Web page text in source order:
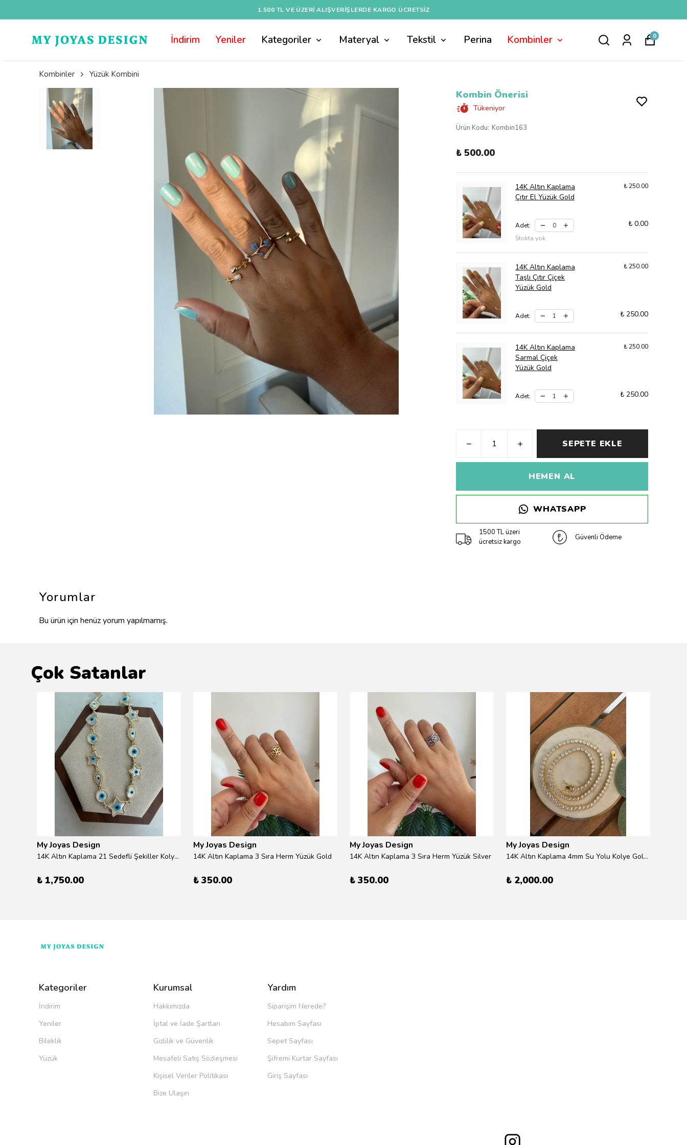
1.500 TL VE ÜZERI ALIŞVERIŞLERDE KARGO ÜCRETSİZ
İndirim Yeniler Kategoriler Materyal Tekstil Perina Kombinler 0
Kombinler Yüzük Kombini
Kombin Önerisi
Tükeniyor
Ürün Kodu: Kombin163
₺ 500.00
14K Altın Kaplama
Çıtır El Yüzük Gold
₺ 250.00
Adet: ₺ 0.00
Stokta yok
14K Altın Kaplama
Taşlı Çıtır Çiçek
Yüzük Gold
₺ 250.00
Adet: ₺ 250.00
14K Altın Kaplama
Sarmal Çiçek
Yüzük Gold
₺ 250.00
Adet: ₺ 250.00
SEPETE EKLE
HEMEN AL
WHATSAPP
1500 TL üzeri
ücretsiz kargo
Güvenli Ödeme
Yorumlar
Bu ürün için henüz yorum yapılmamış.
Çok Satanlar
My Joyas Design
14K Altın Kaplama 21 Sedefli Şekiller Kolye 46cm
₺ 1,750.00
My Joyas Design
14K Altın Kaplama 3 Sıra Herm Yüzük Gold
₺ 350.00
My Joyas Design
14K Altın Kaplama 3 Sıra Herm Yüzük Silver
₺ 350.00
My Joyas Design
14K Altın Kaplama 4mm Su Yolu Kolye Gold 41cm
₺ 2,000.00
Kategoriler
İndirim
Yeniler
Bileklik
Yüzük
Kurumsal
Hakkımızda
İptal ve İade Şartları
Gizlilik ve Güvenlik
Mesafeli Satış Sözleşmesi
Kişisel Veriler Politikası
Bize Ulaşın
Yardım
Siparişim Nerede?
Hesabım Sayfası
Sepet Sayfası
Şifremi Kurtar Sayfası
Giriş Sayfası